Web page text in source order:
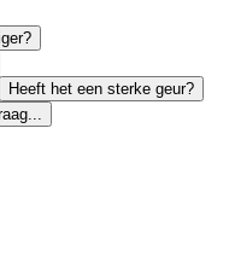
Heeft het een sterke geur?